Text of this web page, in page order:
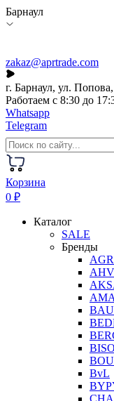
Барнаул
zakaz@aprtrade.com
г. Барнаул, ул.
Работаем с 8:30 до
Whatsapp
Telegram
Корзина
0 ₽
Каталог
SALE
Бренды
BISO
BvL